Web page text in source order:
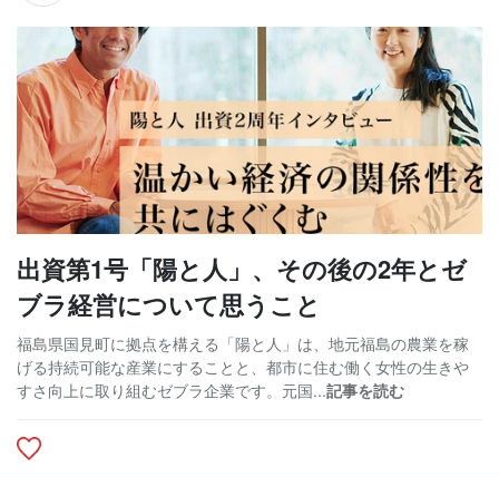
出資第1号「陽と人」、その後の2年とゼ
ブラ経営について思うこと
福島県国見町に拠点を構える「陽と人」は、地元福島の農業を稼
げる持続可能な産業にすることと、都市に住む働く女性の生きや
すさ向上に取り組むゼブラ企業です。元国...記事を読む